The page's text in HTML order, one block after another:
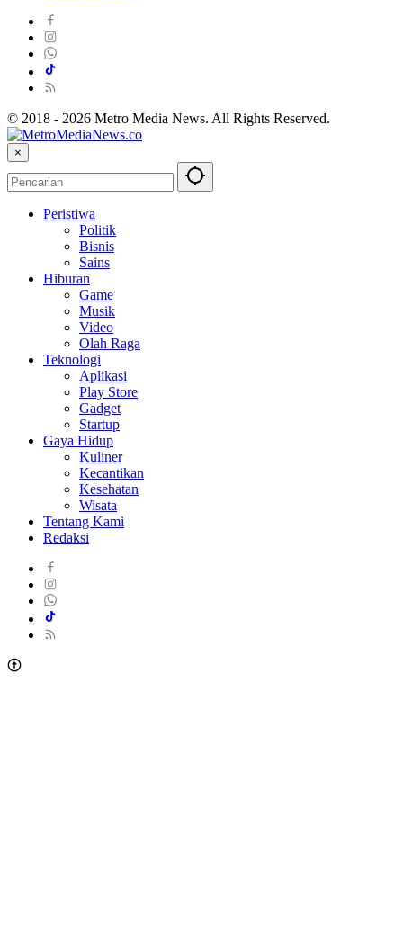
© 2018 - 2026 Metro Media News. All Rights Reserved.
×
Peristiwa
Politik
Bisnis
Sains
Hiburan
Game
Musik
Video
Olah Raga
Teknologi
Aplikasi
Play Store
Gadget
Startup
Gaya Hidup
Kuliner
Kecantikan
Kesehatan
Wisata
Tentang Kami
Redaksi